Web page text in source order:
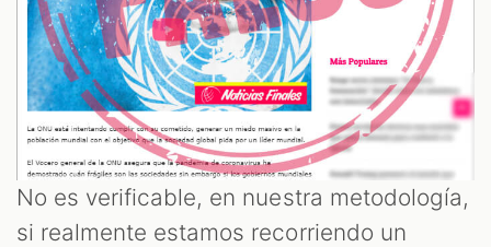
No es verificable, en nuestra metodología,
si realmente estamos recorriendo un